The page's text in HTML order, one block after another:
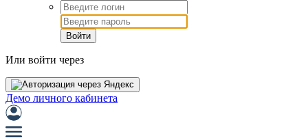
Войти
Или войти через
Демо личного кабинета